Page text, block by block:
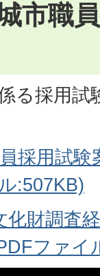
市職
る採用試
採用試験
:507KB)
化財調査
ファイ